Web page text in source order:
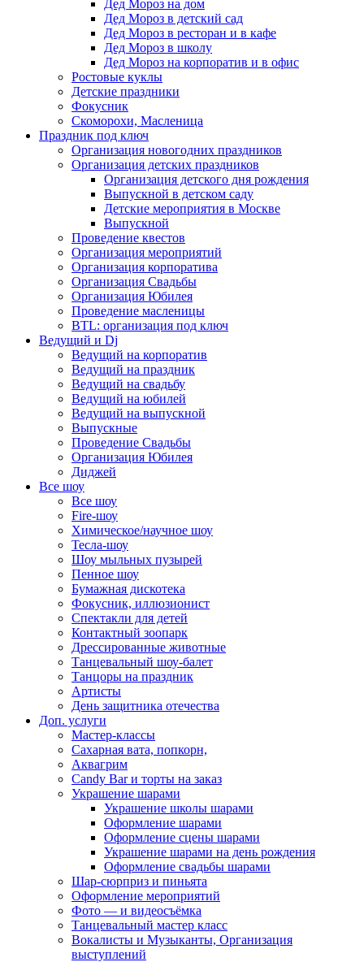
Дед Мороз на дом
Дед Мороз в детский сад
Дед Мороз в ресторан и в кафе
Дед Мороз в школу
Дед Мороз на корпоратив и в офис
Ростовые куклы
Детские праздники
Фокусник
Скоморохи, Масленица
Праздник под ключ
Организация новогодних праздников
Организация детских праздников
Организация детского дня рождения
Выпускной в детском саду
Детские мероприятия в Москве
Выпускной
Проведение квестов
Организация мероприятий
Организация корпоратива
Организация Свадьбы
Организация Юбилея
Проведение масленицы
BTL: организация под ключ
Ведущий и Dj
Ведущий на корпоратив
Ведущий на праздник
Ведущий на свадьбу
Ведущий на юбилей
Ведущий на выпускной
Выпускные
Проведение Свадьбы
Организация Юбилея
Диджей
Все шоу
Все шоу
Fire-шоу
Химическое/научное шоу
Тесла-шоу
Шоу мыльных пузырей
Пенное шоу
Бумажная дискотека
Фокусник, иллюзионист
Спектакли для детей
Контактный зоопарк
Дрессированные животные
Танцевальный шоу-балет
Танцоры на праздник
Артисты
День защитника отечества
Доп. услуги
Мастер-классы
Сахарная вата, попкорн,
Аквагрим
Candy Bar и торты на заказ
Украшение шарами
Украшение школы шарами
Оформление шарами
Оформление сцены шарами
Украшение шарами на день рождения
Оформление свадьбы шарами
Шар-сюрприз и пиньята
Оформление мероприятий
Фото — и видеосъёмка
Танцевальный мастер класс
Вокалисты и Музыканты, Организация
выступлений